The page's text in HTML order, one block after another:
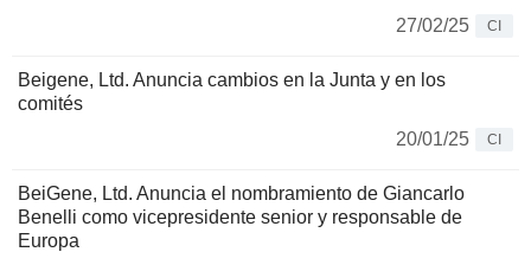
27/02/25
CI
Beigene, Ltd. Anuncia cambios en la Junta y en los
comités
20/01/25
CI
BeiGene, Ltd. Anuncia el nombramiento de Giancarlo
Benelli como vicepresidente senior y responsable de
Europa